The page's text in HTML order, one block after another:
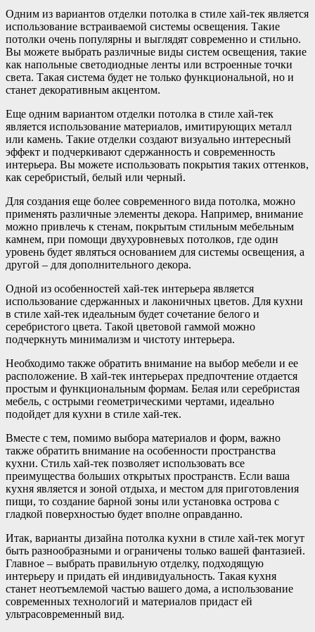
Одним из вариантов отделки потолка в стиле хай-тек является
использование встраиваемой системы освещения. Такие
потолки очень популярны и выглядят современно и стильно.
Вы можете выбрать различные виды систем освещения, такие
как напольные светодиодные ленты или встроенные точки
света. Такая система будет не только функциональной, но и
станет декоративным акцентом.
Еще одним вариантом отделки потолка в стиле хай-тек
является использование материалов, имитирующих металл
или камень. Такие отделки создают визуально интересный
эффект и подчеркивают сдержанность и современность
интерьера. Вы можете использовать покрытия таких оттенков,
как серебристый, белый или черный.
Для создания еще более современного вида потолка, можно
применять различные элементы декора. Например, внимание
можно привлечь к стенам, покрытым стильным мебельным
камнем, при помощи двухуровневых потолков, где один
уровень будет являться основанием для системы освещения, а
другой – для дополнительного декора.
Одной из особенностей хай-тек интерьера является
использование сдержанных и лаконичных цветов. Для кухни
в стиле хай-тек идеальным будет сочетание белого и
серебристого цвета. Такой цветовой гаммой можно
подчеркнуть минимализм и чистоту интерьера.
Необходимо также обратить внимание на выбор мебели и ее
расположение. В хай-тек интерьерах предпочтение отдается
простым и функциональным формам. Белая или серебристая
мебель, с острыми геометрическими чертами, идеально
подойдет для кухни в стиле хай-тек.
Вместе с тем, помимо выбора материалов и форм, важно
также обратить внимание на особенности пространства
кухни. Стиль хай-тек позволяет использовать все
преимущества больших открытых пространств. Если ваша
кухня является и зоной отдыха, и местом для приготовления
пищи, то создание барной зоны или установка острова с
гладкой поверхностью будет вполне оправданно.
Итак, варианты дизайна потолка кухни в стиле хай-тек могут
быть разнообразными и ограничены только вашей фантазией.
Главное – выбрать правильную отделку, подходящую
интерьеру и придать ей индивидуальность. Такая кухня
станет неотъемлемой частью вашего дома, а использование
современных технологий и материалов придаст ей
ультрасовременный вид.